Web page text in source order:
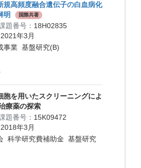
規高頻度融合遺伝子の白血病化
明
国際共著
題番号： 18H02835
2021年3月
事業 基盤研究(B)
胞を用いたスクリーニングによ
療薬の探索
題番号： 15K09472
2018年3月
科学研究費補助金 基盤研究